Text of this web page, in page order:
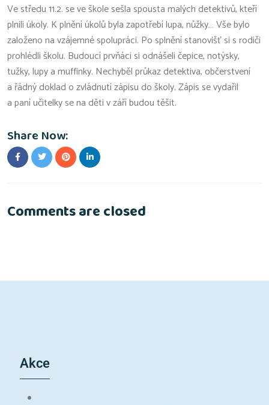
Ve středu 11.2. se ve škole sešla spousta malých detektivů, kteří
plnili úkoly. K plnění úkolů byla zapotřebí lupa, nůžky… Vše bylo
založeno na vzájemné spolupráci. Po splnění stanovišť si s rodiči
prohlédli školu. Budoucí prvňáci si odnášeli čepice, notýsky,
tužky, lupy a muffinky. Nechyběl průkaz detektiva, občerstvení
a řádný doklad o zvládnutí zápisu do školy. Zápis se vydařil
a paní učitelky se na děti v září budou těšit.
Share Now:
Comments are closed
Akce